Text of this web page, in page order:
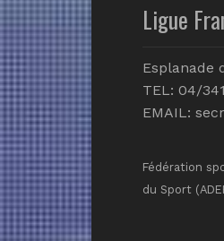
Ligue
Esplanade
TEL: 04/
EMAIL:
Fédération
du Sport